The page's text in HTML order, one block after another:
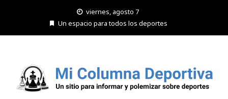
viernes, agosto 7
Un espacio para todos los deportes